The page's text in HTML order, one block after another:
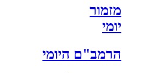
מזמור
יומי
הרמב"ם היומי